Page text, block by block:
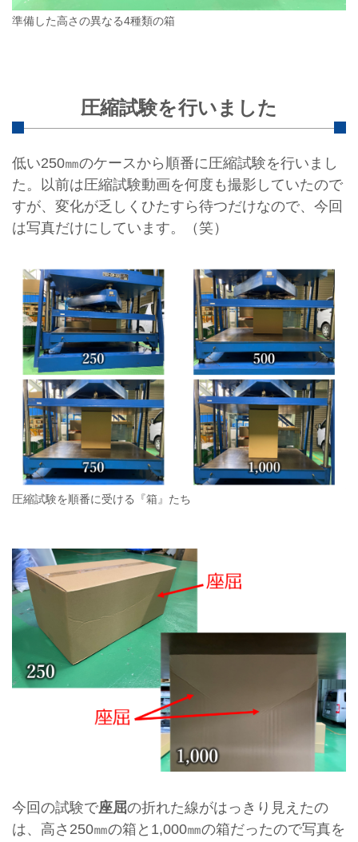
準備した高さの異なる4種類の箱
圧縮試験を行いました
低い250㎜のケースから順番に圧縮試験を行いまし
た。以前は圧縮試験動画を何度も撮影していたので
すが、変化が乏しくひたすら待つだけなので、今回
は写真だけにしています。（笑）
圧縮試験を順番に受ける『箱』たち
今回の試験で座屈の折れた線がはっきり見えたの
は、高さ250㎜の箱と1,000㎜の箱だったので写真を